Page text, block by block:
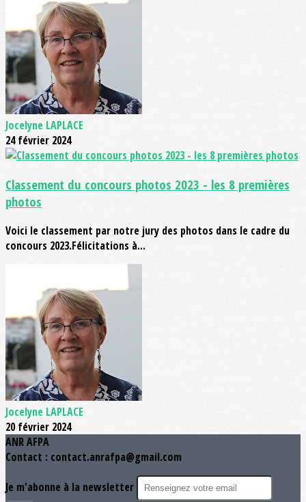
Jocelyne LAPLACE
24 février 2024
Classement du concours photos 2023 - les 8 premières
photos
Voici le classement par notre jury des photos dans le cadre du
concours 2023.Félicitations à...
Jocelyne LAPLACE
20 février 2024
ANR AFPA
Contact : contact.anrafpa@gmail.com
Je m'abonne à la newsletter